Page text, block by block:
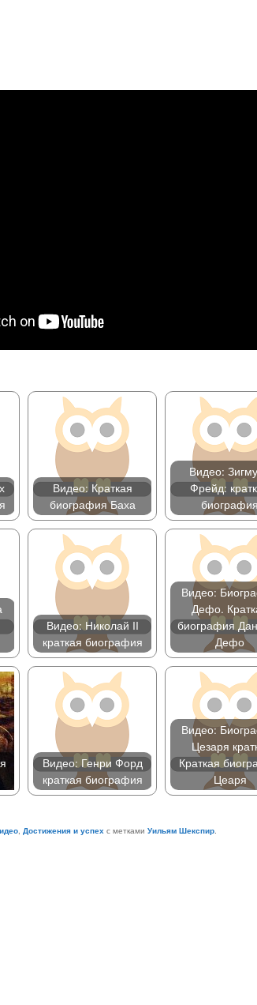
Видео: Краткая
биография Баха
Видео:
Фрейд:
биография
Видео: Николай II
краткая биография
Видео:
Дефо.
биография
Дефо
Видео: Генри Форд
краткая биография
Видео:
Цезаря
Краткая
Цеаря
,Достижения и успех с меткамиУильям Шекспир.